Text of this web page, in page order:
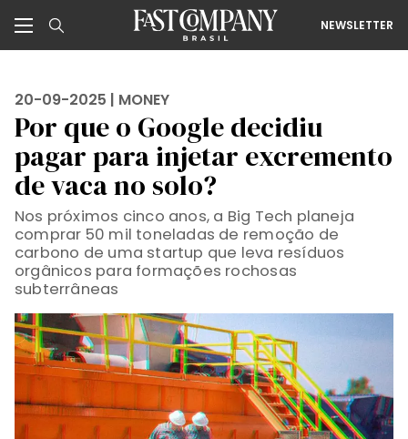
NEWSLETTER
20-09-2025 | MONEY
Por que o Google decidiu
pagar para injetar excremento
de vaca no solo?
Nos próximos cinco anos, a Big Tech planeja
comprar 50 mil toneladas de remoção de
carbono de uma startup que leva resíduos
orgânicos para formações rochosas
subterrâneas